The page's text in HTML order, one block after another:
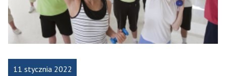
11 stycznia 2022